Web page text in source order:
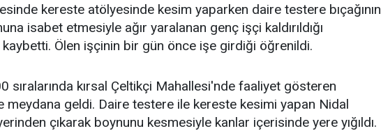
kereste atölyesinde kesim yaparken daire testere bıçağının
isabet etmesiyle ağır yaralanan genç işçi kaldırıldığı
kaybetti. Ölen işçinin bir gün önce işe girdiği öğrenildi.
sıralarında kırsal Çeltikçi Mahallesi'nde faaliyet gösteren
meydana geldi. Daire testere ile kereste kesimi yapan Nidal
çıkarak boynunu kesmesiyle kanlar içerisinde yere yığıldı.